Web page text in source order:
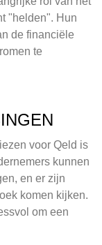
"helden". Hun
de financiële
te
voor Qeld is
kunnen
en er zijn
komen kijken.
om een